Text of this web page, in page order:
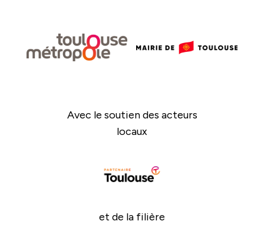
Avec le soutien des acteurs
locaux
et de la filière